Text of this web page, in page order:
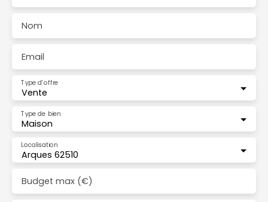
Nom
Email
Vente
Type d'offre
Maison
Type de bien
Arques 62510
Localisation
Budget max (€)